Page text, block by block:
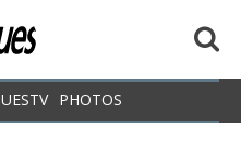
PHOTOS